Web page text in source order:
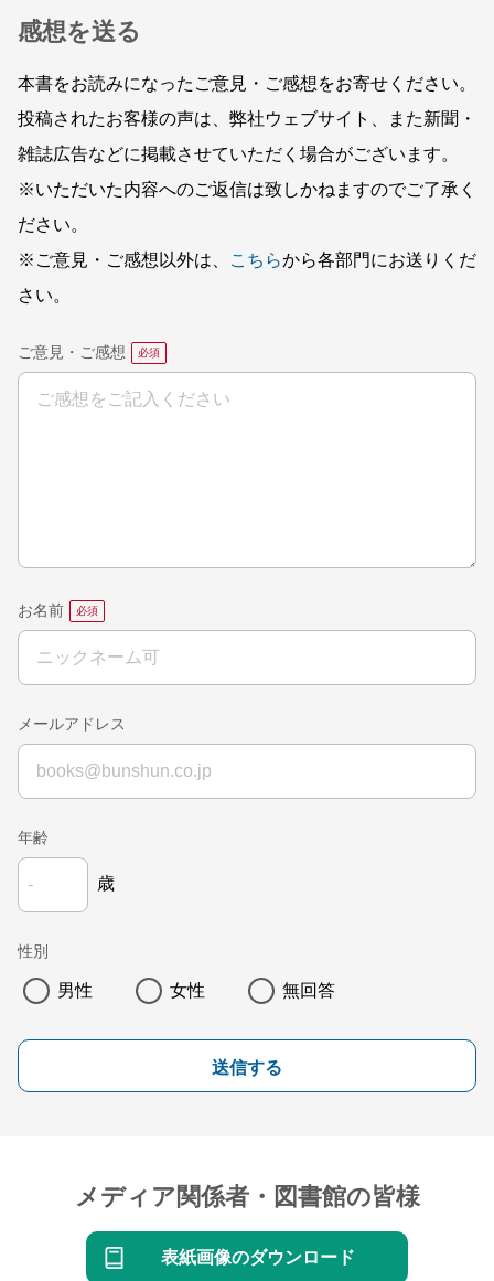
感想を送る
本書をお読みになったご意見・ご感想をお寄せください。
投稿されたお客様の声は、弊社ウェブサイト、また新聞・
雑誌広告などに掲載させていただく場合がございます。
※いただいた内容へのご返信は致しかねますのでご了承く
ださい。
※ご意見・ご感想以外は、
こちらから各部門にお送りくだ
さい。
ご意見・ご感想
お名前
メールアドレス
年齢
歳
性別
男性 女性 無回答
送信する
メディア関係者・図書館の皆様
表紙画像のダウンロード